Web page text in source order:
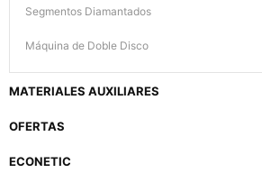
Segmentos Diamantados
Máquina de Doble Disco
MATERIALES AUXILIARES
OFERTAS
ECONETIC